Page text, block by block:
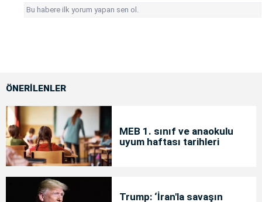
Bu habere ilk yorum yapan sen ol.
ÖNERİLENLER
MEB 1. sınıf ve anaokulu
uyum haftası tarihleri
Trump: ‘İran'la savaşın